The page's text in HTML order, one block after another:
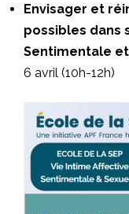
Envisager et
possibles dans
Sentimentale et
6 avril (10h-12h)